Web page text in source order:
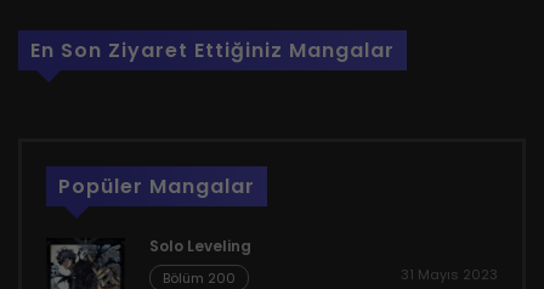
En Son Ziyaret Ettiğiniz Mangalar
Popüler Mangalar
Solo Leveling
Bölüm 200 31 Mayıs 2023